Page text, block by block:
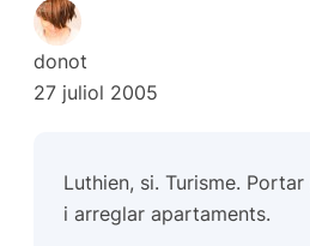
donot
27 juliol 2005
Luthien, si. Turisme.
i arreglar apartaments.